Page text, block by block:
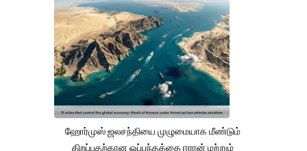
ஹோர்முஸ் ஜலசந்தியை முழுமையாக மீண்டும்
திறப்பதற்கான ஒப்பந்தத்தை ஈரான் மற்றும்